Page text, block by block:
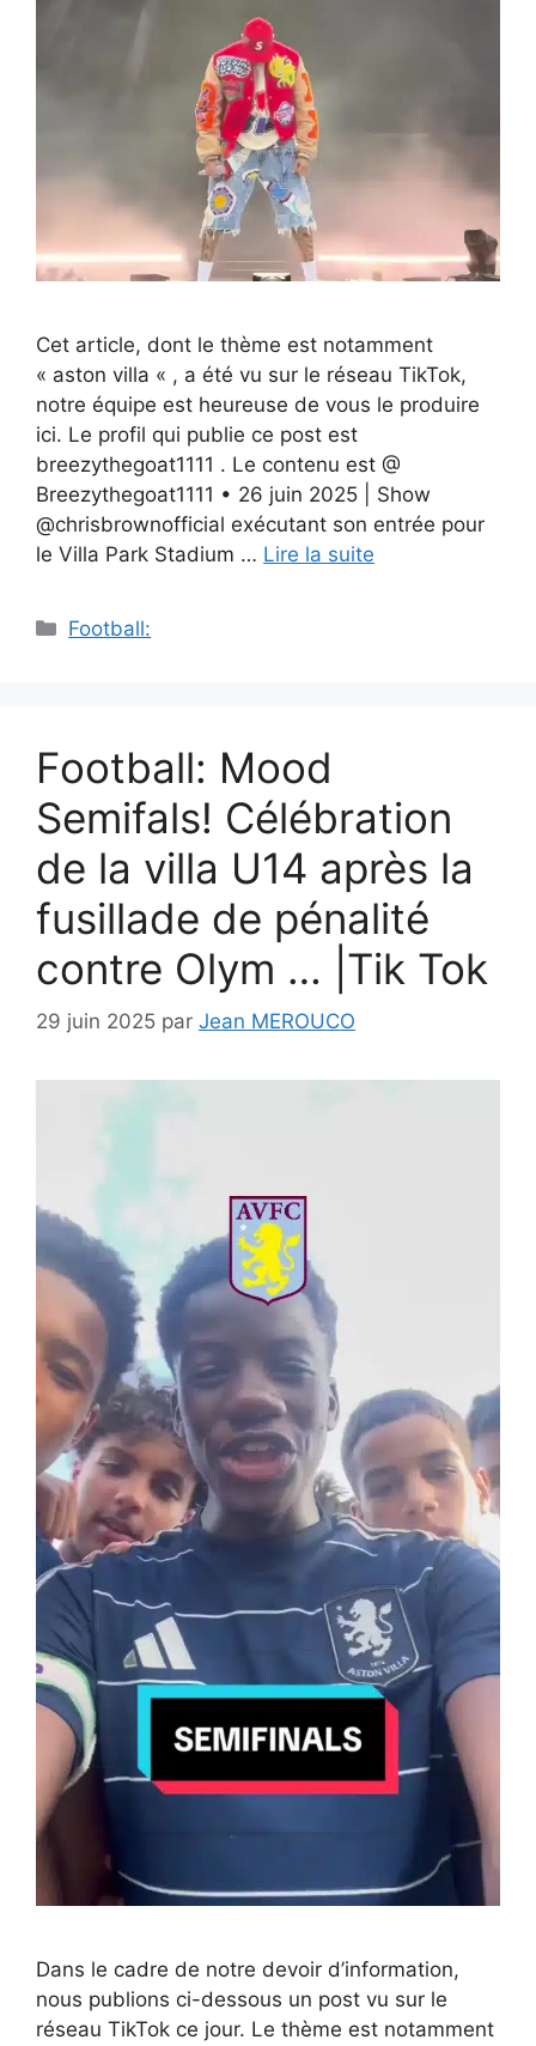
Cet article, dont le thème est notamment
« aston villa « , a été vu sur le réseau TikTok,
notre équipe est heureuse de vous le produire
ici. Le profil qui publie ce post est
breezythegoat1111 . Le contenu est @
Breezythegoat1111 • 26 juin 2025 | Show
@chrisbrownofficial exécutant son entrée pour
le Villa Park Stadium … Lire la suite
Catégories
Football:
Football: Mood
Semifals! Célébration
de la villa U14 après la
fusillade de pénalité
contre Olym … |Tik Tok
29 juin 2025 par Jean MEROUCO
Dans le cadre de notre devoir d’information,
nous publions ci-dessous un post vu sur le
réseau TikTok ce jour. Le thème est notamment